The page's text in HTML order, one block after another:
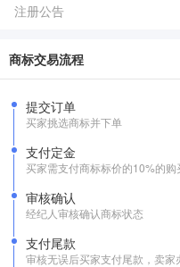
注册公告
商标交易流程
提交订单
买家挑选商标并下单
支付定金
买家需支付商标标价的10%的购
审核确认
经纪人审核确认商标状态
支付尾款
审核无误后买家支付尾款，卖家